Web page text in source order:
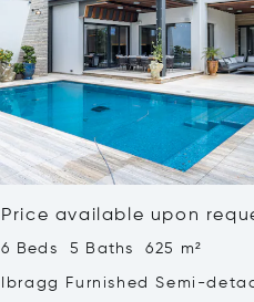
Price available upon
6 Beds 5 Baths 625 m²
Ibragg Furnished Semi-